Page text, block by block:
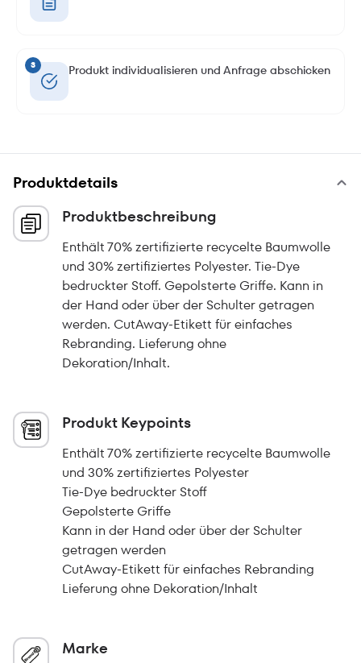
3 Produkt individualisieren und Anfrage abschicken
Produktdetails
Produktbeschreibung
Enthält 70% zertifizierte recycelte Baumwolle
und 30% zertifiziertes Polyester. Tie-Dye
bedruckter Stoff. Gepolsterte Griffe. Kann in
der Hand oder über der Schulter getragen
werden. CutAway-Etikett für einfaches
Rebranding. Lieferung ohne
Dekoration/Inhalt.
Produkt Keypoints
Enthält 70% zertifizierte recycelte Baumwolle
und 30% zertifiziertes Polyester
Tie-Dye bedruckter Stoff
Gepolsterte Griffe
Kann in der Hand oder über der Schulter
getragen werden
CutAway-Etikett für einfaches Rebranding
Lieferung ohne Dekoration/Inhalt
Marke